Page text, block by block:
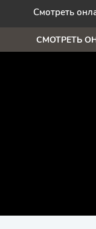
Смотреть
СМОТРЕТЬ